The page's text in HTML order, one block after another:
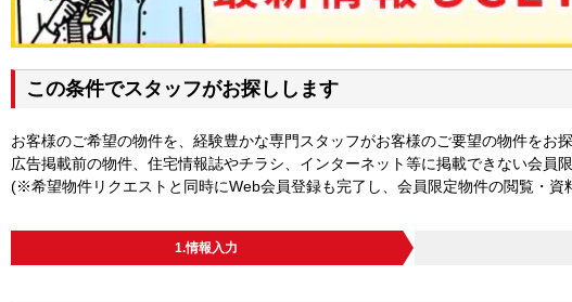
この条件でスタッフがお探しします
お客様のご希望の物件を、経験豊かな専門スタッフがお客様のご要望の物件をお探
広告掲載前の物件、住宅情報誌やチラシ、インターネット等に掲載できない会員
(※希望物件リクエストと同時にWeb会員登録も完了し、会員限定物件の閲覧・資
1.情報入力